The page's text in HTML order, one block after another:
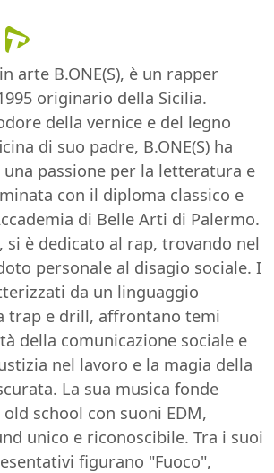
arte B.ONE(S), è un rapper
originario della Sicilia.
della vernice e del legno
di suo padre, B.ONE(S) ha
passione per la letteratura e
con il diploma classico e
di Belle Arti di Palermo.
si è dedicato al rap, trovando nel
personale al disagio sociale. I
da un linguaggio
trap e drill, affrontano temi
della comunicazione sociale e
nel lavoro e la magia della
La sua musica fonde
school con suoni EDM,
unico e riconoscibile. Tra i suoi
figurano "Fuoco",